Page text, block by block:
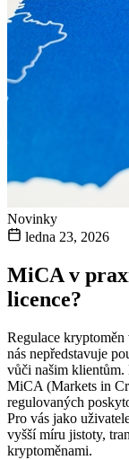
Novinky
ledna 23, 2026
MiCA v
licence?
Regulace
nás nepředstavuje
vůči našim klientům.
MiCA (Markets in
regulovaných
Pro vás jako
vyšší míru jistoty,
kryptoměnami.